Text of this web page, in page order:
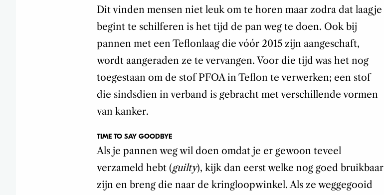
Dit vinden mensen niet leuk om te horen maar zodra dat laagje
begint te schilferen is het tijd de pan weg te doen. Ook bij
pannen met een Teflonlaag die vóór 2015 zijn aangeschaft,
wordt aangeraden ze te vervangen. Voor die tijd was het nog
toegestaan om de stof PFOA in Teflon te verwerken; een stof
die sindsdien in verband is gebracht met verschillende vormen
van kanker.
TIME TO SAY GOODBYE
Als je pannen weg wil doen omdat je er gewoon teveel
verzameld hebt (guilty), kijk dan eerst welke nog goed bruikbaar
zijn en breng die naar de kringloopwinkel. Als ze weggegooid